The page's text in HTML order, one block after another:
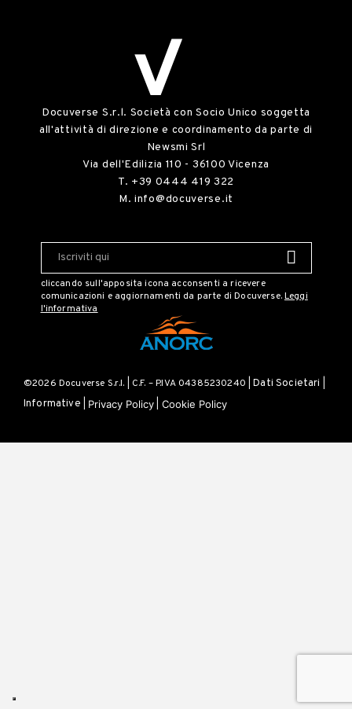
Docuverse S.r.l. Società con Socio Unico soggetta
all'attività di direzione e coordinamento da parte di
Newsmi Srl
Via dell'Edilizia 110 - 36100 Vicenza
T. +39 0444 419 322
M.info@docuverse.it
cliccando sull'apposita icona acconsenti a ricevere
comunicazioni e aggiornamenti da parte di Docuverse.Leggi
l'informativa
©2026 Docuverse S.r.l. | C.F. – P.IVA 04385230240 |Dati Societari
Informative
Privacy Policy Cookie Policy